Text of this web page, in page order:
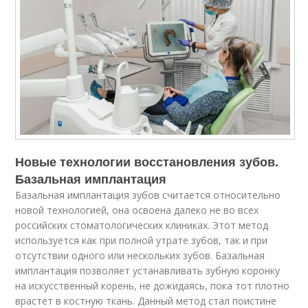
Новые технологии восстановления зубов.
Базальная имплантация
Базальная имплантация зубов считается относительно
новой технологией, она освоена далеко не во всех
российских стоматологических клиниках. Этот метод
используется как при полной утрате зубов, так и при
отсутствии одного или нескольких зубов. Базальная
имплантация позволяет устанавливать зубную коронку
на искусственный корень, не дожидаясь, пока тот плотно
врастет в костную ткань. Данный метод стал поистине